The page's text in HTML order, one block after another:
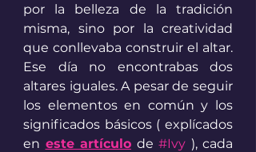
por la belleza de la tradición
misma, sino por la creatividad
que conllevaba construir el altar.
Ese día no encontrabas dos
altares iguales. A pesar de seguir
los elementos en común y los
significados básicos ( explícados
en este artículo de #Ivy ), cada